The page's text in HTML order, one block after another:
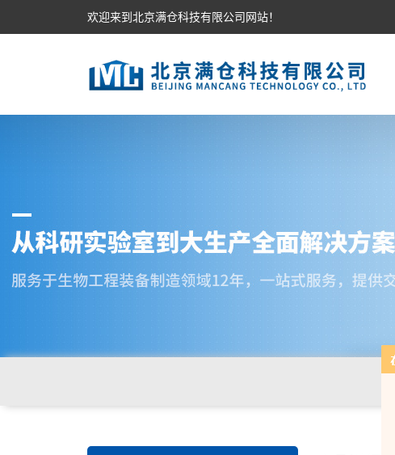
欢迎来到北京满仓科技有限公司网站！